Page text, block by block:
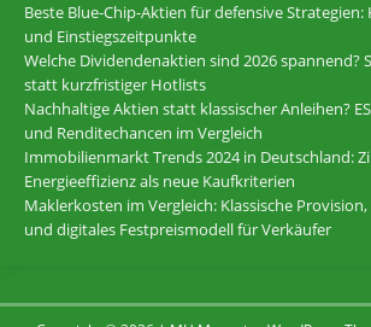
Beste Blue-Chip-Aktien für defensive
und Einstiegszeitpunkte
Welche Dividendenaktien sind 2026 spannend?
statt kurzfristiger Hotlists
Nachhaltige Aktien statt klassischer Anleihen?
und Renditechancen im Vergleich
Immobilienmarkt Trends 2024 in Deutschland:
Energieeffizienz als neue Kaufkriterien
Maklerkosten im Vergleich: Klassische
und digitales Festpreismodell für Verkäufer